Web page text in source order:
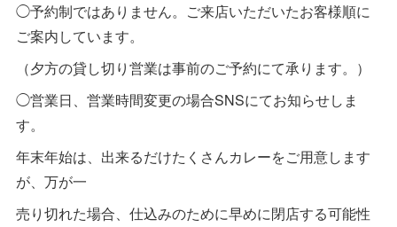
◯予約制ではありません。ご来店いただいたお客様順に
ご案内しています。
（夕方の貸し切り営業は事前のご予約にて承ります。）
◯営業日、営業時間変更の場合SNSにてお知らせしま
す。
年末年始は、出来るだけたくさんカレーをご用意します
が、万が一
売り切れた場合、仕込みのために早めに閉店する可能性